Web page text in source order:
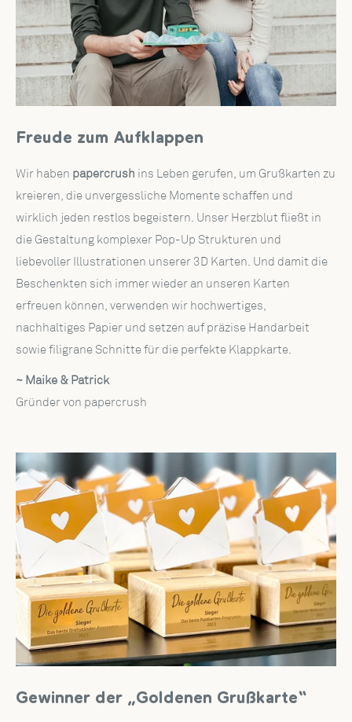
Freude zum Aufklappen
Wir haben papercrush ins Leben gerufen, um Grußkarten zu
kreieren, die unvergessliche Momente schaffen und
wirklich jeden restlos begeistern. Unser Herzblut fließt in
die Gestaltung komplexer Pop-Up Strukturen und
liebevoller Illustrationen unserer 3D Karten. Und damit die
Beschenkten sich immer wieder an unseren Karten
erfreuen können, verwenden wir hochwertiges,
nachhaltiges Papier und setzen auf präzise Handarbeit
sowie filigrane Schnitte für die perfekte Klappkarte.
~ Maike & Patrick
Gründer von papercrush
Gewinner der „Goldenen Grußkarte“